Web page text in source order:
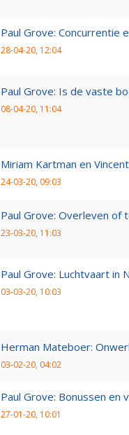
Paul Grove: Concurrentie
28-04-20, 12:04
Paul Grove: Is de vaste
08-04-20, 11:04
Miriam Kartman en
24-03-20, 09:03
Paul Grove: Overleven of
23-03-20, 11:03
Paul Grove: Luchtvaart in
03-03-20, 10:03
Herman Mateboer:
03-02-20, 04:02
Paul Grove: Bonussen en
27-01-20, 10:01